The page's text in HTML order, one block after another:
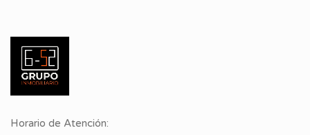
Horario de Atención: